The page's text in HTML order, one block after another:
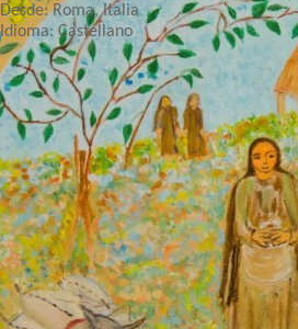
Desde: Roma, Italia
Idioma: Castellano